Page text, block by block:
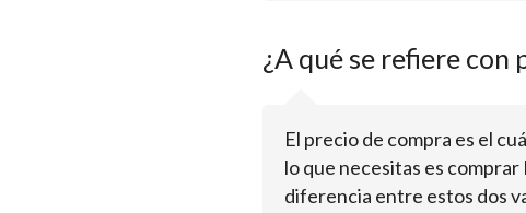
¿A qué se refiere con
El precio de compra es el
lo que necesitas es
diferencia entre estos dos